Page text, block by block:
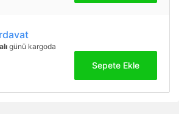
günü kargoda
Sepete Ekle